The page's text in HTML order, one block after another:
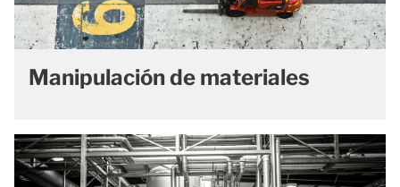
Manipulación de materiales